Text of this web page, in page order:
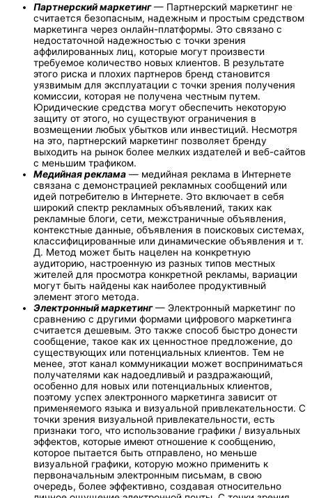
Партнерский маркетинг— Партнерский маркетинг не
считается безопасным, надежным и простым средством
маркетинга через онлайн-платформы. Это связано с
недостаточной надежностью с точки зрения
аффилированных лиц, которые могут произвести
требуемое количество новых клиентов. В результате
этого риска и плохих партнеров бренд становится
уязвимым для эксплуатации с точки зрения получения
комиссии, которая не получена честным путем.
Юридические средства могут обеспечить некоторую
защиту от этого, но существуют ограничения в
возмещении любых убытков или инвестиций. Несмотря
на это, партнерский маркетинг позволяет бренду
выходить на рынок более мелких издателей и веб-сайтов
с меньшим трафиком.
Медийная реклама — медийная реклама в Интернете
связана с демонстрацией рекламных сообщений или
идей потребителю в Интернете. Это включает в себя
широкий спектр рекламных объявлений, таких как
рекламные блоги, сети, межстраничные объявления,
контекстные данные, объявления в поисковых системах,
классифицированные или динамические объявления и т.
Д. Метод может быть нацелен на конкретную
аудиторию, настроенную из разных типов местных
жителей для просмотра конкретной рекламы, вариации
могут быть найдены как наиболее продуктивный
элемент этого метода.
Электронный маркетинг— Электронный маркетинг по
сравнению с другими формами цифрового маркетинга
считается дешевым. Это также способ быстро донести
сообщение, такое как их ценностное предложение, до
существующих или потенциальных клиентов. Тем не
менее, этот канал коммуникации может восприниматься
получателями как надоедливый и раздражающий,
особенно для новых или потенциальных клиентов,
поэтому успех электронного маркетинга зависит от
применяемого языка и визуальной привлекательности. С
точки зрения визуальной привлекательности, есть
признаки того, что использование графики / визуальных
эффектов, которые имеют отношение к сообщению,
которое пытается быть отправлено, но меньше
визуальной графики, которую можно применить к
первоначальным электронным письмам, в свою
очередь, более эффективно, создавая относительно